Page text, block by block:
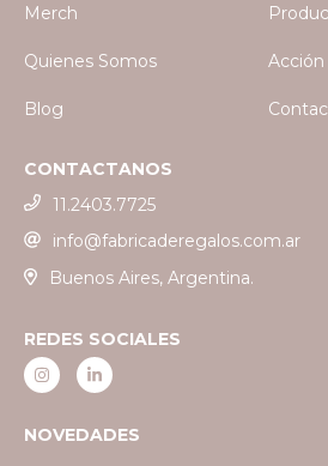
Merch
Quienes Somos Acción
Blog
CONTACTANOS
11.2403.7725
info@fabricaderegalos.com.ar
Buenos Aires, Argentina.
REDES SOCIALES
NOVEDADES